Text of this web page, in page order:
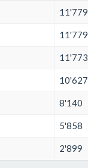
11'779
11'779
11'773
10'627
8'140
5'858
2'899